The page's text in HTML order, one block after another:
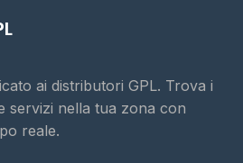
ai distributori GPL. Trova i
servizi nella tua zona con
reale.